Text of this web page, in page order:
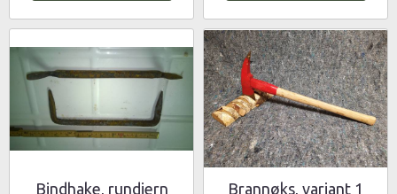
Bindhake, rundjern Brannøks, variant 1